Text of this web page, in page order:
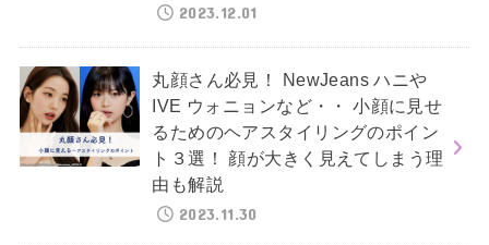
2023.12.01
丸顔さん必見！ NewJeans ハニや
IVE ウォニョンなど・・ 小顔に見せ
るためのヘアスタイリングのポイン
ト３選！ 顔が大きく見えてしまう理
由も解説
2023.11.30